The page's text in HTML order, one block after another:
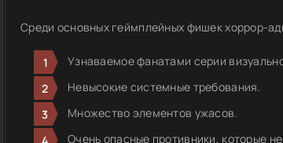
Среди основных геймплейных фишек хоррор-
Узнаваемое фанатами серии
Невысокие системные требования.
Множество элементов ужасов.
Очень опасные противники, которые